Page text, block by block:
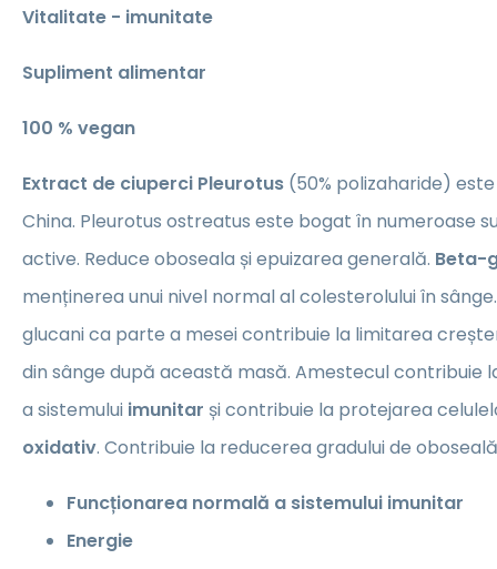
Vitalitate - imunitate
Supliment alimentar
100 % vegan
Extract de ciuperci Pleurotus (50% polizaharide)
China. Pleurotus ostreatus este bogat în numeroase
active. Reduce oboseala și epuizarea generală. Beta-
menținerea unui nivel normal al colesterolului în
glucani ca parte a mesei contribuie la limitarea
din sânge după această masă. Amestecul contribuie
a sistemului imunitar și contribuie la protejarea
oxidativ. Contribuie la reducerea gradului de
Funcționarea normală a sistemului imunitar
Energie